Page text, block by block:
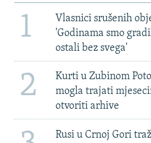
1
Vlasnici srušenih
'Godinama smo
ostali bez svega'
2
Kurti u Zubinom
mogla trajati
otvoriti arhive
Rusi u Crnoj Gori